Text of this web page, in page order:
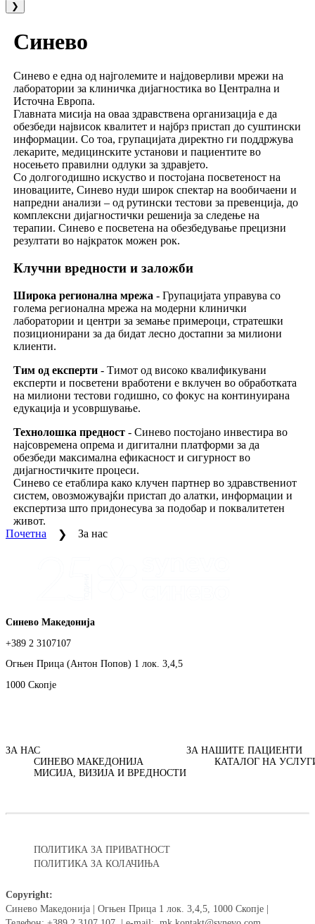
❯
Синево
Синево е една од најголемите и најдоверливи мрежи на
лаборатории за клиничка дијагностика во Централна и
Источна Европа.
Главната мисија на оваа здравствена организација е да
обезбеди највисок квалитет и најбрз пристап до суштински
информации. Со тоа, групацијата директно ги поддржува
лекарите, медицинските установи и пациентите во
носењето правилни одлуки за здравјето.
Со долгогодишно искуство и постојана посветеност на
иновациите, Синево нуди широк спектар на вообичаени и
напредни анализи – од рутински тестови за превенција, до
комплексни дијагностички решенија за следење на
терапии. Синево е посветена на обезбедување прецизни
резултати во најкраток можен рок.
Клучни вредности и заложби
Широка регионална мрежа - Групацијата управува со
голема регионална мрежа на модерни клинички
лаборатории и центри за земање примероци, стратешки
позиционирани за да бидат лесно достапни за милиони
клиенти.
Тим од експерти- Тимот од високо квалификувани
експерти и посветени вработени е вклучен во обработката
на милиони тестови годишно, со фокус на континуирана
едукација и усовршување.
Технолошка предност- Синево постојано инвестира во
најсовремена опрема и дигитални платформи за да
обезбеди максимална ефикасност и сигурност во
дијагностичките процеси.
Синево се етаблира како клучен партнер во здравствениот
систем, овозможувајќи пристап до алатки, информации и
експертиза што придонесува за подобар и поквалитетен
живот.
Почетна
За нас
Синево Македонија
+389 2 3107107
Огњен Прица (Антон Попов) 1 лок. 3,4,5
1000 Скопје
ЗА НАС
СИНЕВО МАКЕДОНИЈА
МИСИЈА, ВИЗИЈА И ВРЕДНОСТИ
ЗА НАШИТЕ ПАЦИЕНТИ
КАТАЛОГ НА
ПОЛИТИКА ЗА ПРИВАТНОСТ
ПОЛИТИКА ЗА КОЛАЧИЊА
Copyright:
Синево Македонија | Огњен Прица 1 лок. 3,4,5, 1000 Скопје |